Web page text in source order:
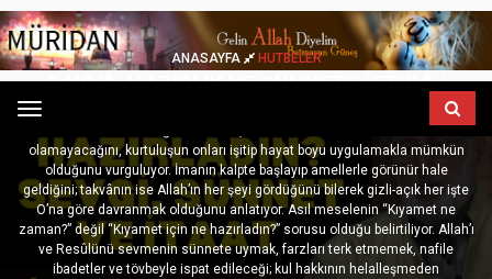
Menu
ANASAYFA HUTBELER
TAKVÂ, HAZIRLIK VE SÜNNETE İTTIBÂ |
Abdullah Demircioğlu Hocamız, Kur’an ve Sünnet’in üstünde söz
olamayacağını, kurtuluşun onları işitip hayat boyu uygulamakla mümkün
olduğunu vurguluyor. İmanın kalpte başlayıp amellerle görünür hale
geldiğini; takvânın ise Allah’ın her şeyi gördüğünü bilerek gizli-açık her işte
O’na göre davranmak olduğunu anlatıyor. Asıl meselenin “Kıyamet ne
zaman?” değil “Kıyamet için ne hazırladın?” sorusu olduğu belirtiliyor. Allah’ı
ve Resûlünü sevmenin sünnete uymak, farzları terk etmemek, nafile
ibadetler ve tövbeyle ispat edileceği; kul hakkının helalleşmeden